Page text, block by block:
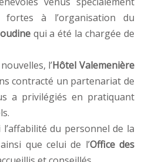
à l’organisation du
qui a été la chargée de
l’Hôtel Valemenière
contracté un partenariat de
a privilégiés en pratiquant
du personnel de la
que celui de l’Office des